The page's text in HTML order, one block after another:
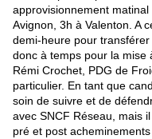
approvisionnement
Avignon, 3h à Valenton. A
demi-heure pour
donc à temps pour la mise
Rémi Crochet, PDG de
particulier. En tant que
soin de suivre et de
avec SNCF Réseau, mais
pré et post